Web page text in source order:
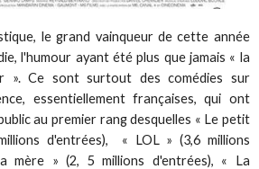
le grand vainqueur de cette année
l'humour ayant été plus que jamais « la
». Ce sont surtout des comédies sur
essentiellement françaises, qui ont
au premier rang desquelles « Le petit
d'entrées), « LOL » (3,6 millions
mère » (2, 5 millions d'entrées), « La